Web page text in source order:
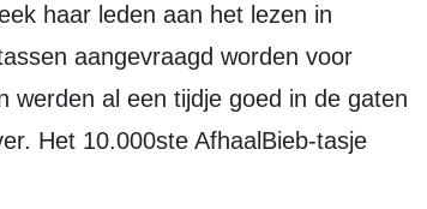
aangevraagd worden voor
werden al een tijdje goed in de gaten
Het 10.000ste AfhaalBieb-tasje